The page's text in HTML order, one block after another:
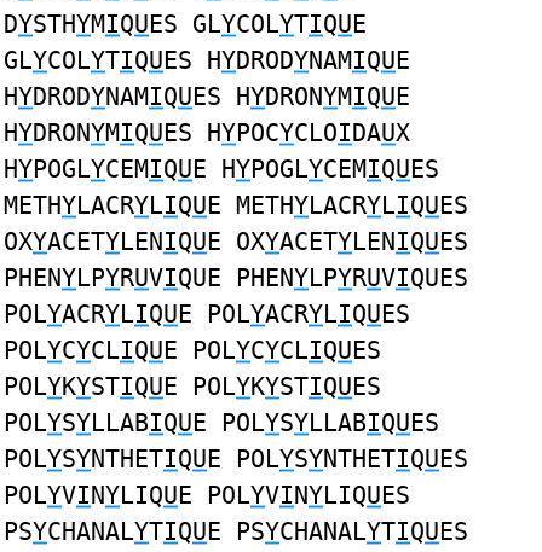
DYSTHYMIQUES GLYCOLYTIQUE
GLYCOLYTIQUES HYDRODYNAMIQUE
HYDRODYNAMIQUES HYDRONYMIQUE
HYDRONYMIQUES HYPOCYCLOIDAUX
HYPOGLYCEMIQUE HYPOGLYCEMIQUES
METHYLACRYLIQUE METHYLACRYLIQUES
OXYACETYLENIQUE OXYACETYLENIQUES
PHENYLPYRUVIQUE PHENYLPYRUVIQUES
POLYACRYLIQUE POLYACRYLIQUES
POLYCYCLIQUE POLYCYCLIQUES
POLYKYSTIQUE POLYKYSTIQUES
POLYSYLLABIQUE POLYSYLLABIQUES
POLYSYNTHETIQUE POLYSYNTHETIQUES
POLYVINYLIQUE POLYVINYLIQUES
PSYCHANALYTIQUE PSYCHANALYTIQUES